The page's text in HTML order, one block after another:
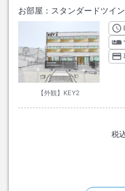
お部屋： スタンダードツイ
【外観】KEY2
税